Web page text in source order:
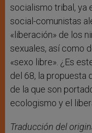
socialismo tribal, ya
social-comunistas
«liberación» de los
sexuales, así como
«sexo libre». ¿Es
del 68, la propuesta
de la que son
ecologismo y el
Traducción del